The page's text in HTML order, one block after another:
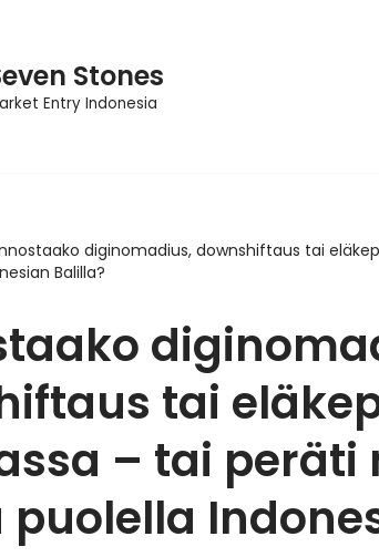
Stones
Entry Indonesia
diginomadius, downshiftaus tai
Balilla?
tai
– tai
puolella